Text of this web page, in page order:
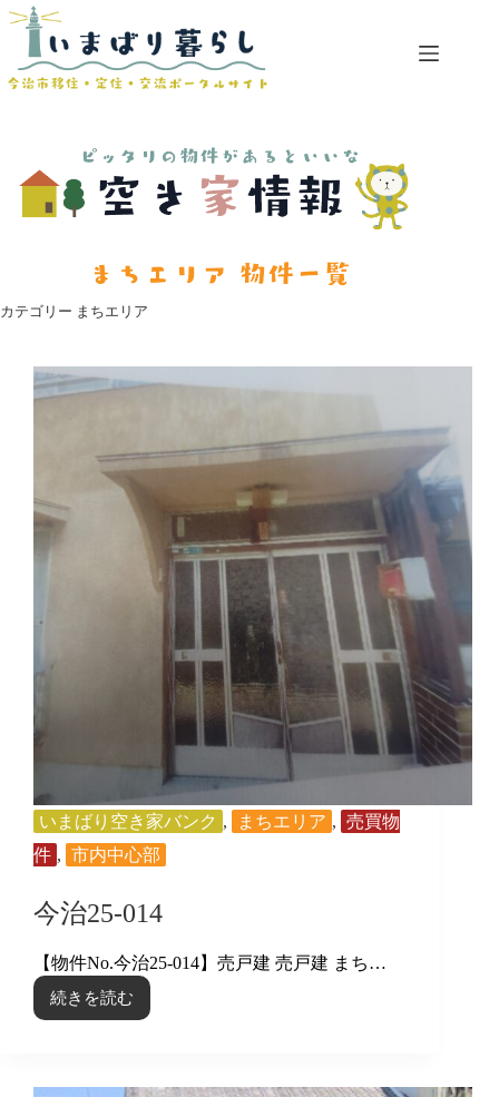
コ
ン
カテゴリー まちエリア
いまばり空き家バンク , まちエリア , 売買物
件 , 市内中心部
今治25-014
【物件No.今治25-014】売戸建 売戸建 まち…
続きを読む
今